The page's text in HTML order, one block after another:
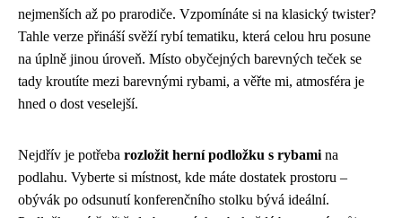
nejmenších až po prarodiče. Vzpomínáte si na klasický twister?
Tahle verze přináší svěží rybí tematiku, která celou hru posune
na úplně jinou úroveň. Místo obyčejných barevných teček se
tady kroutíte mezi barevnými rybami, a věřte mi, atmosféra je
hned o dost veselejší.
Nejdřív je potřeba rozložit herní podložku s rybami na
podlahu. Vyberte si místnost, kde máte dostatek prostoru –
obývák po odsunutí konferenčního stolku bývá ideální.